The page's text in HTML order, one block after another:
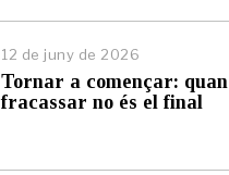
12 de juny de 2026
2
d
e
Tornar a començar: quan
fracassar no és el final